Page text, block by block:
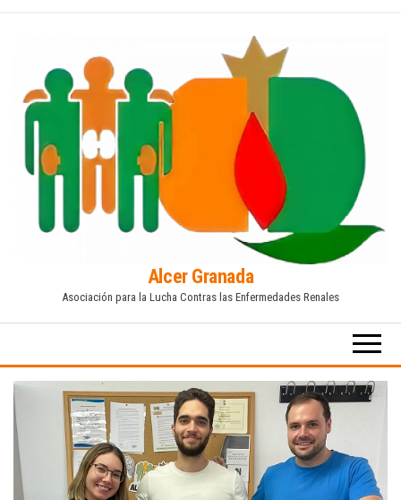
contenido
Alcer Granada
Asociación para la Lucha Contras las Enfermedades Renales